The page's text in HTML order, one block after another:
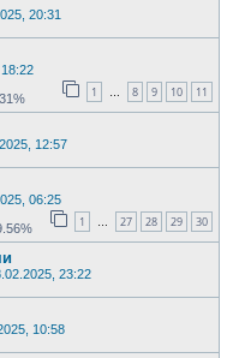
20:31
1 … 8 9 10 11
12:57
06:25
1 … 27 28 29 30
23:22
10:58